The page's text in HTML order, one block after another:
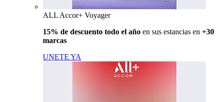
ALL Accor+ Voyager
15% de descuento todo el año en sus estancias en +30
marcas
UNETE YA